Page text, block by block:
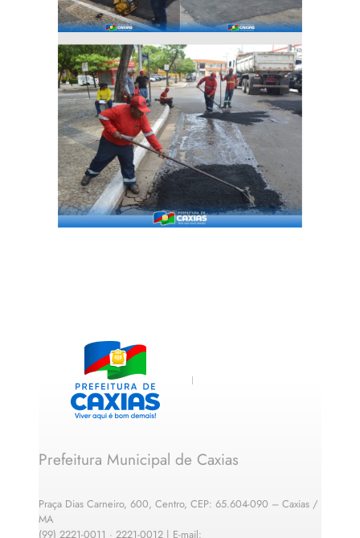
Prefeitura Municipal de Caxias
Praça Dias Carneiro, 600, Centro, CEP: 65.604-090 – Caxias /
MA
(99) 2221-0011 · 2221-0012 | E-mail: